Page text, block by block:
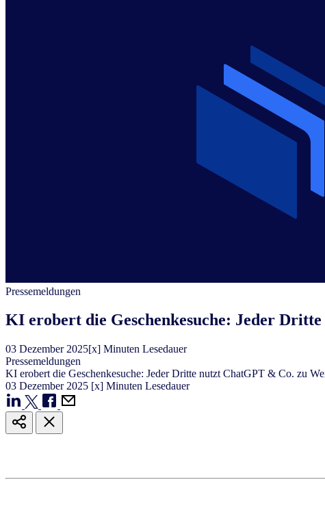
Pressemeldungen
KI erobert die Geschenkesuche: Jeder
03 Dezember 2025[x] Minuten Lesedauer
Pressemeldungen
KI erobert die Geschenkesuche: Jeder Dritte nutzt ChatGPT & Co. zu
03 Dezember 2025 [x] Minuten Lesedauer